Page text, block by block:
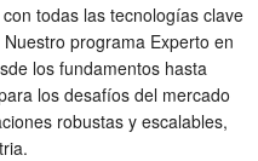
todas las tecnologías clave
programa Experto en
los fundamentos hasta
los desafíos del mercado
robustas y escalables,